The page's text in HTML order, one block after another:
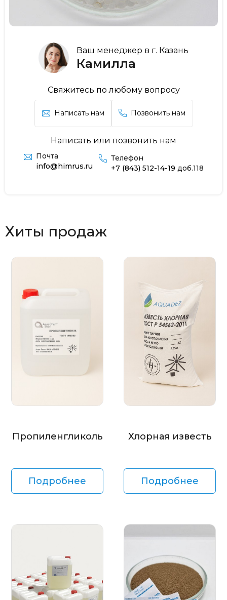
Ваш менеджер в г. Казань
Камилла
Свяжитесь по любому вопросу
Написать нам Позвонить нам
Написать или позвонить нам
Почта
info@himrus.ru
Телефон
+7 (843) 512-14-19 доб.118
Хиты продаж
Пропиленгликоль
Подробнее
Хлорная известь
Подробнее